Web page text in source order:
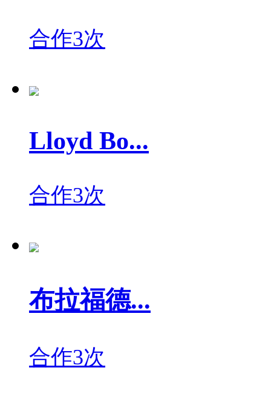
合作3次
Lloyd Bo...
合作3次
布拉福德...
合作3次